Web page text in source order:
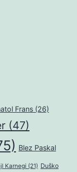
Frans (26)
(47)
Blez Paskal
Karnegi (21) Duško